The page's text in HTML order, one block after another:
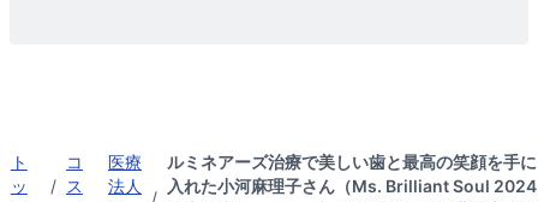
ト
ッ
/
コ
ス
医療
法人
ルミネアーズ治療で美しい歯と最高の笑顔を手に
入れた小河麻理子さん（Ms. Brilliant Soul 2024